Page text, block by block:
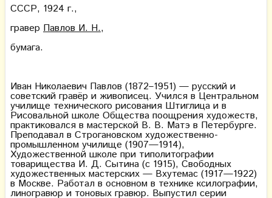
СССР, 1924 г.,
гравер Павлов И. Н.,
бумага.
Иван Николаевич Павлов (1872–1951) — русский и
советский гравёр и живописец. Учился в Центральном
училище технического рисования Штиглица и в
Рисовальной школе Общества поощрения художеств,
практиковался в мастерской В. В. Матэ в Петербурге.
Преподавал в Строгановском художественно-
промышленном училище (1907—1914),
Художественной школе при типолитографии
товарищества И. Д. Сытина (с 1915), Свободных
художественных мастерских — Вхутемас (1917—1922)
в Москве. Работал в основном в технике ксилографии,
линогравюр и тоновых гравюр. Выпустил серии